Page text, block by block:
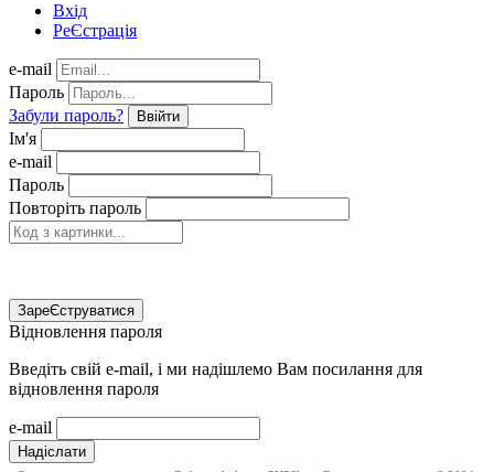
Вхід
РеЄстрація
e-mail
Пароль
Забули пароль?
Ввійти
Ім'я
e-mail
Пароль
Повторіть пароль
ЗареЄструватися
Відновлення пароля
Введіть свій e-mail, і ми надішлемо Вам посилання для
відновлення пароля
e-mail
Надіслати